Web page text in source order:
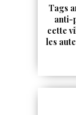
Tags
anti-
cette
les